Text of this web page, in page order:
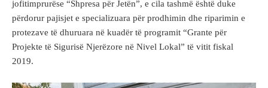
jofitimprurëse “Shpresa për Jetën”, e cila tashmë është duke
përdorur pajisjet e specializuara për prodhimin dhe riparimin e
protezave të dhuruara në kuadër të programit “Grante për
Projekte të Sigurisë Njerëzore në Nivel Lokal” të vitit fiskal
2019.